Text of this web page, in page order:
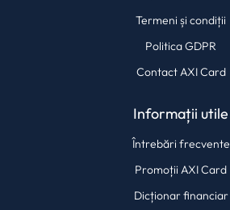
Termeni și condiții
Politica GDPR
Contact AXI Card
Informații utile
Întrebări frecvente
Promoții AXI Card
Dicționar financiar